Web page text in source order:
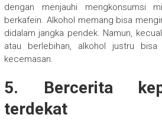
dengan menjauhi mengkonsumsi
berkafein. Alkohol memang bisa
didalam jangka pendek. Namun,
atau berlebihan, alkohol justru bisa
kecemasan.
5. Bercerita
terdekat